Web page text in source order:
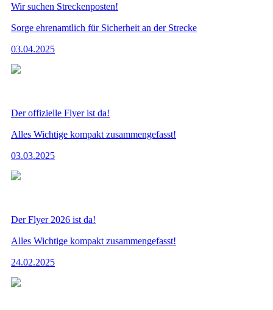
Wir suchen Streckenposten!
Sorge ehrenamtlich für Sicherheit an der Strecke
03.04.2025
Der offizielle Flyer ist da!
Alles Wichtige kompakt zusammengefasst!
03.03.2025
Der Flyer 2026 ist da!
Alles Wichtige kompakt zusammengefasst!
24.02.2025